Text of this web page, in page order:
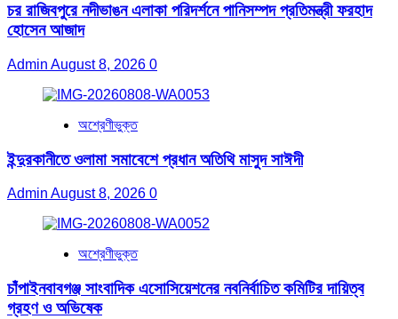
চর রাজিবপুরে নদীভাঙন এলাকা পরিদর্শনে পানিসম্পদ প্রতিমন্ত্রী ফরহাদ
হোসেন আজাদ
Admin August 8, 2026 0
অশ্রেণীভুক্ত
ইন্দুরকানীতে ওলামা সমাবেশে প্রধান অতিথি মাসুদ সাঈদী
Admin August 8, 2026 0
অশ্রেণীভুক্ত
চাঁপাইনবাবগঞ্জ সাংবাদিক এসোসিয়েশনের নবনির্বাচিত কমিটির দায়িত্ব
গ্রহণ ও অভিষেক